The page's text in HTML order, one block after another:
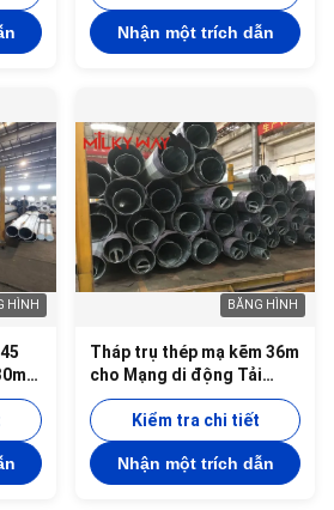
Nhận một trích dẫn
HÌNH BĂNG HÌNH
Tháp trụ thép mạ kẽm 36m
cho Mạng di động Tải
trọng 24kN
Kiểm tra chi tiết
Nhận một trích dẫn